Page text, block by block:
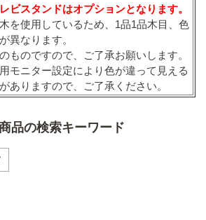
ビスタンドはオプションとなります。
を使用しているため、1品1品木目、色
異なります。
ものですので、ご了承お願いします。
モニター設定により色が違って見える
ありますので、ご了承ください。
品の検索キーワード